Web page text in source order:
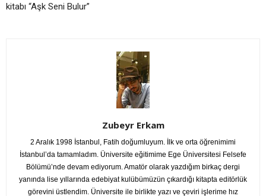
kitabı “Aşk Seni Bulur”
Zubeyr Erkam
2 Aralık 1998 İstanbul, Fatih doğumluyum. İlk ve orta öğrenimimi
İstanbul’da tamamladım. Üniversite eğitimime Ege Üniversitesi Felsefe
Bölümü’nde devam ediyorum. Amatör olarak yazdığım birkaç dergi
yanında lise yıllarında edebiyat kulübümüzün çıkardığı kitapta editörlük
görevini üstlendim. Üniversite ile birlikte yazı ve çeviri işlerime hız